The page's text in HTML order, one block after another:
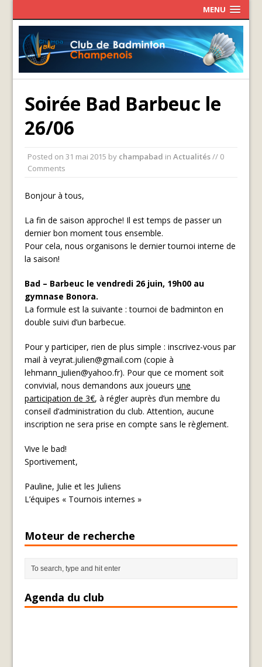
MENU
Soirée Bad Barbeuc le
26/06
Posted on31 mai 2015 by champabad inActualités// 0
Comments
Bonjour à tous,
La fin de saison approche! Il est temps de passer un
dernier bon moment tous ensemble.
Pour cela, nous organisons le dernier tournoi interne de
la saison!
Bad – Barbeuc le vendredi 26 juin, 19h00 au
gymnase Bonora.
La formule est la suivante : tournoi de badminton en
double suivi d’un barbecue.
Pour y participer, rien de plus simple : inscrivez-vous par
mail à veyrat.julien@gmail.com (copie à
lehmann_julien@yahoo.fr). Pour que ce moment soit
convivial, nous demandons aux joueursune
participation de 3€, à régler auprès d’un membre du
conseil d’administration du club. Attention, aucune
inscription ne sera prise en compte sans le règlement.
Vive le bad!
Sportivement,
Pauline, Julie et les Juliens
L’équipes « Tournois internes »
Moteur de recherche
Agenda du club